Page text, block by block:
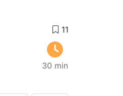
30 min